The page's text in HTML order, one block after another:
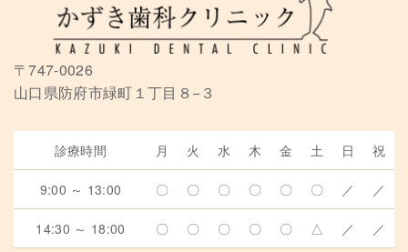
〒747-0026
山口県防府市緑町１丁目８−３
診療時間 月 火 水 木 金 土 日 祝
9:00 ～ 13:00 〇 〇 〇 〇 〇 〇 ／ ／
14:30 ～ 18:00 〇 〇 〇 〇 〇 △ ／
／